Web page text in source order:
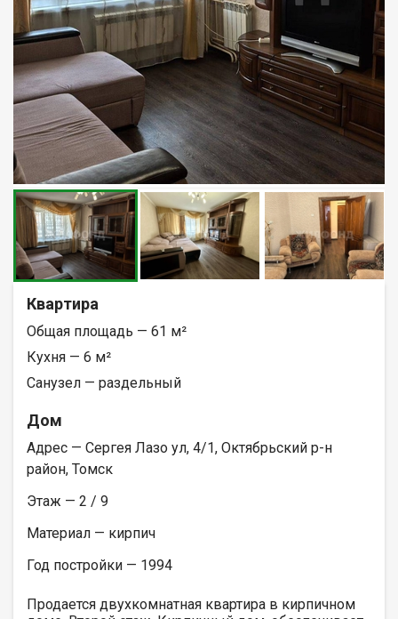
Квартира
Общая площадь — 61 м²
Кухня — 6 м²
Санузел — раздельный
Дом
Адрес — Сергея Лазо ул, 4/1, Октябрьский р-н
район, Томск
Этаж — 2 / 9
Материал — кирпич
Год постройки — 1994
Продается двухкомнатная квартира в кирпичном